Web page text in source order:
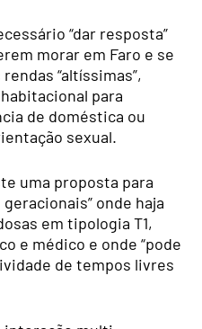
“dar resposta”
morar em Faro e se
“altíssimas”,
para
de doméstica ou
sexual.
uma proposta para
onde haja
em tipologia T1,
e médico e onde “pode
de tempos livres